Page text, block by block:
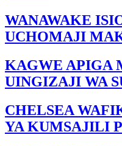
WANAWAKE
UCHOMAJI
KAGWE APIGA
UINGIZAJI WA
CHELSEA
YA KUMSAJILI